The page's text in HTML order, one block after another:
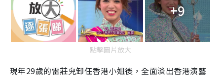
+9
點擊圖片放大
現年29歲的雷莊𠒇卸任香港小姐後，全面淡出香港演藝